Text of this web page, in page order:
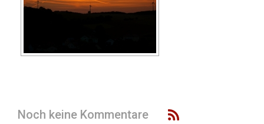
Noch keine Kommentare